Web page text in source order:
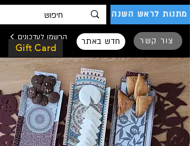
מתנות לראש השנה
צור קשר חדש באתר הרשמו לעדכונים
Gift Card